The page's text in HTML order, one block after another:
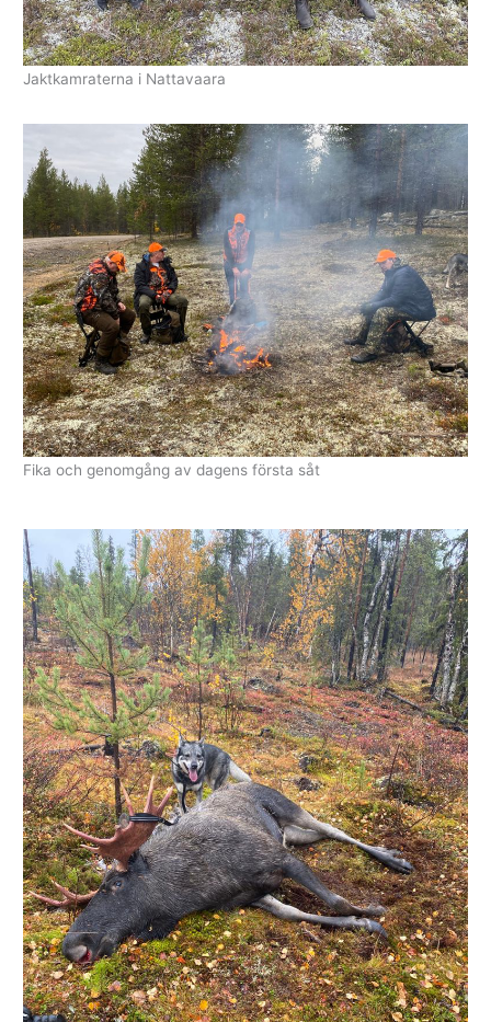
Jaktkamraterna i Nattavaara
Fika och genomgång av dagens första såt